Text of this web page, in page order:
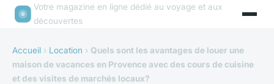
Votre magazine en ligne dédié au voyage et aux
découvertes
Accueil › Location › Quels sont les avantages de louer une
maison de vacances en Provence avec des cours de cuisine
et des visites de marchés locaux?